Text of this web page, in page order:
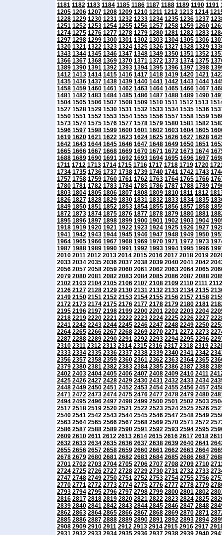
1181 1182 1183 1184 1185 1186 1187 1188 1189 1190 1191
1205 1206 1207 1208 1209 1210 1211 1212 1213 1214
1228 1229 1230 1231 1232 1233 1234 1235 1236 1237
1251 1252 1253 1254 1255 1256 1257 1258 1259 1260
1274 1275 1276 1277 1278 1279 1280 1281 1282 1283
1297 1298 1299 1300 1301 1302 1303 1304 1305 1306
1320 1321 1322 1323 1324 1325 1326 1327 1328 1329
1343 1344 1345 1346 1347 1348 1349 1350 1351 1352
1366 1367 1368 1369 1370 1371 1372 1373 1374 1375
1389 1390 1391 1392 1393 1394 1395 1396 1397 1398
1412 1413 1414 1415 1416 1417 1418 1419 1420 1421
1435 1436 1437 1438 1439 1440 1441 1442 1443 1444
1458 1459 1460 1461 1462 1463 1464 1465 1466 1467
1481 1482 1483 1484 1485 1486 1487 1488 1489 1490
1504 1505 1506 1507 1508 1509 1510 1511 1512 1513
1527 1528 1529 1530 1531 1532 1533 1534 1535 1536
1550 1551 1552 1553 1554 1555 1556 1557 1558 1559
1573 1574 1575 1576 1577 1578 1579 1580 1581 1582
1596 1597 1598 1599 1600 1601 1602 1603 1604 1605
1619 1620 1621 1622 1623 1624 1625 1626 1627 1628
1642 1643 1644 1645 1646 1647 1648 1649 1650 1651
1665 1666 1667 1668 1669 1670 1671 1672 1673 1674
1688 1689 1690 1691 1692 1693 1694 1695 1696 1697
1711 1712 1713 1714 1715 1716 1717 1718 1719 1720
1734 1735 1736 1737 1738 1739 1740 1741 1742 1743
1757 1758 1759 1760 1761 1762 1763 1764 1765 1766
1780 1781 1782 1783 1784 1785 1786 1787 1788 1789
1803 1804 1805 1806 1807 1808 1809 1810 1811 1812
1826 1827 1828 1829 1830 1831 1832 1833 1834 1835
1849 1850 1851 1852 1853 1854 1855 1856 1857 1858
1872 1873 1874 1875 1876 1877 1878 1879 1880 1881
1895 1896 1897 1898 1899 1900 1901 1902 1903 1904
1918 1919 1920 1921 1922 1923 1924 1925 1926 1927
1941 1942 1943 1944 1945 1946 1947 1948 1949 1950
1964 1965 1966 1967 1968 1969 1970 1971 1972 1973
1987 1988 1989 1990 1991 1992 1993 1994 1995 1996
2010 2011 2012 2013 2014 2015 2016 2017 2018 2019
2033 2034 2035 2036 2037 2038 2039 2040 2041 2042
2056 2057 2058 2059 2060 2061 2062 2063 2064 2065
2079 2080 2081 2082 2083 2084 2085 2086 2087 2088
2102 2103 2104 2105 2106 2107 2108 2109 2110 2111 2112
2126 2127 2128 2129 2130 2131 2132 2133 2134 2135
2149 2150 2151 2152 2153 2154 2155 2156 2157 2158
2172 2173 2174 2175 2176 2177 2178 2179 2180 2181
2195 2196 2197 2198 2199 2200 2201 2202 2203 2204
2218 2219 2220 2221 2222 2223 2224 2225 2226 2227
2241 2242 2243 2244 2245 2246 2247 2248 2249 2250
2264 2265 2266 2267 2268 2269 2270 2271 2272 2273
2287 2288 2289 2290 2291 2292 2293 2294 2295 2296
2310 2311 2312 2313 2314 2315 2316 2317 2318 2319
2333 2334 2335 2336 2337 2338 2339 2340 2341 2342
2356 2357 2358 2359 2360 2361 2362 2363 2364 2365
2379 2380 2381 2382 2383 2384 2385 2386 2387 2388
2402 2403 2404 2405 2406 2407 2408 2409 2410 2411
2425 2426 2427 2428 2429 2430 2431 2432 2433 2434
2448 2449 2450 2451 2452 2453 2454 2455 2456 2457
2471 2472 2473 2474 2475 2476 2477 2478 2479 2480
2494 2495 2496 2497 2498 2499 2500 2501 2502 2503
2517 2518 2519 2520 2521 2522 2523 2524 2525 2526
2540 2541 2542 2543 2544 2545 2546 2547 2548 2549
2563 2564 2565 2566 2567 2568 2569 2570 2571 2572
2586 2587 2588 2589 2590 2591 2592 2593 2594 2595
2609 2610 2611 2612 2613 2614 2615 2616 2617 2618
2632 2633 2634 2635 2636 2637 2638 2639 2640 2641
2655 2656 2657 2658 2659 2660 2661 2662 2663 2664
2678 2679 2680 2681 2682 2683 2684 2685 2686 2687
2701 2702 2703 2704 2705 2706 2707 2708 2709 2710
2724 2725 2726 2727 2728 2729 2730 2731 2732 2733
2747 2748 2749 2750 2751 2752 2753 2754 2755 2756
2770 2771 2772 2773 2774 2775 2776 2777 2778 2779
2793 2794 2795 2796 2797 2798 2799 2800 2801 2802
2816 2817 2818 2819 2820 2821 2822 2823 2824 2825
2839 2840 2841 2842 2843 2844 2845 2846 2847 2848
2862 2863 2864 2865 2866 2867 2868 2869 2870 2871
2885 2886 2887 2888 2889 2890 2891 2892 2893 2894
2908 2909 2910 2911 2912 2913 2914 2915 2916 2917
2931 2932 2933 2934 2935 2936 2937 2938 2939 2940